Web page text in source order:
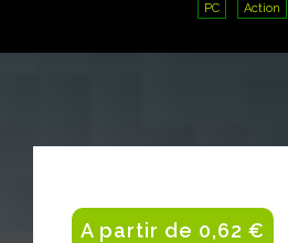
PC Action
A partir de 0,62 €